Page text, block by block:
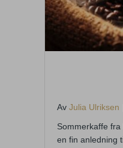
Av Julia Ulriksen
Sommerkaffe
en fin anledning